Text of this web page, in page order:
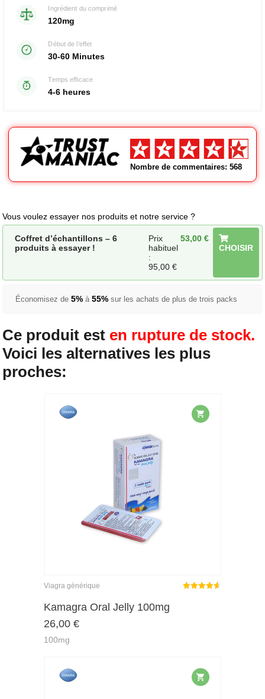
Ingrédient du comprimé
120mg
Début de l'effet
30-60 Minutes
Temps efficace
4-6 heures
Nombre de commentaires: 568
Vous voulez essayer nos produits et notre service ?
Coffret d’échantillons – 6
produits à essayer !
Prix
habituel
:
95,00€
53,00€
CHOISIR
Économisez de5%à55%sur les achats de plus de trois packs
Ce produit est en rupture de stock.
Voici les alternatives les plus
proches:
Viagra générique
Kamagra Oral Jelly 100mg
26,00 €
100mg